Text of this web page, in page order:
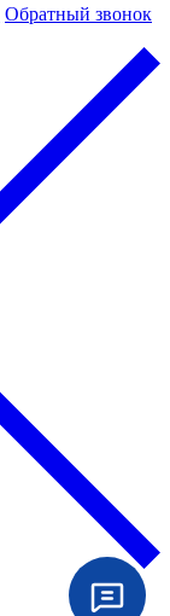
Обратный звонок